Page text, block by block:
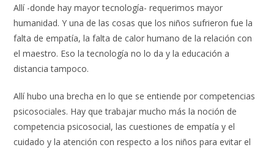
Allí -donde hay mayor tecnología- requerimos mayor
humanidad. Y una de las cosas que los niños sufrieron fue la
falta de empatía, la falta de calor humano de la relación con
el maestro. Eso la tecnología no lo da y la educación a
distancia tampoco.
Allí hubo una brecha en lo que se entiende por competencias
psicosociales. Hay que trabajar mucho más la noción de
competencia psicosocial, las cuestiones de empatía y el
cuidado y la atención con respecto a los niños para evitar el